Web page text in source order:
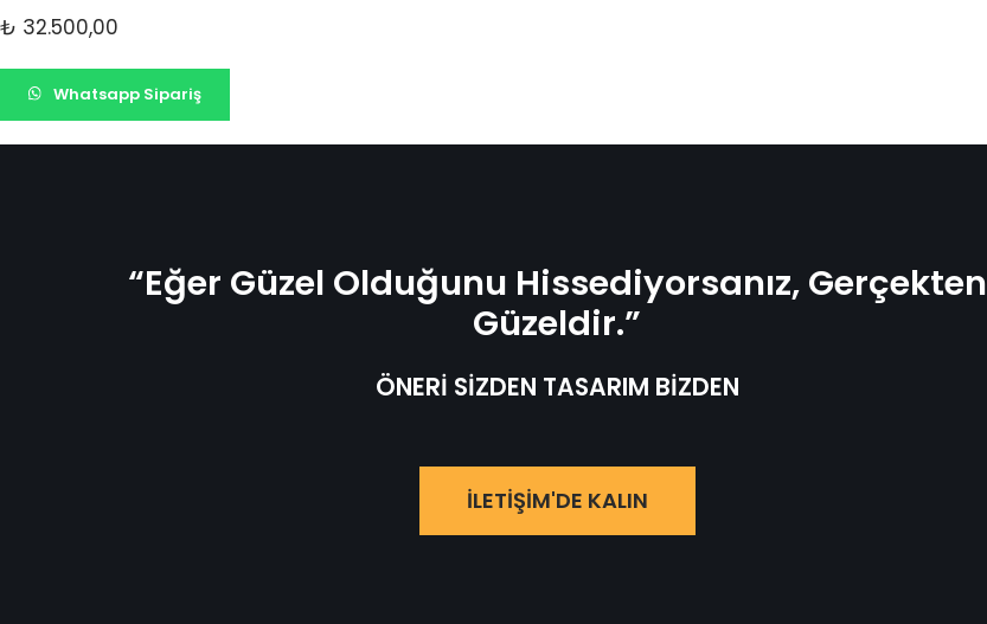
₺ 32.500,00
Whatsapp Sipariş
“Eğer Güzel Olduğunu Hissediyorsanız, Gerçekten
Güzeldir.”
ÖNERİ SİZDEN TASARIM BİZDEN
İLETİŞİM'DE KALIN